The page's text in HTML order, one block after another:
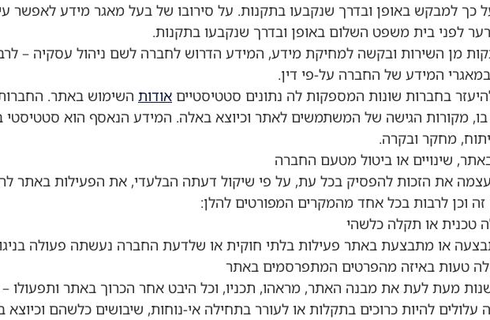
כך למבקש באופן ובדרך שנקבעו בתקנות. על סירובו של בעל מאגר מידע לאפשר
לפני בית משפט השלום באופן ובדרך שנקבעו בתקנות.
מן השירות ובקשה למחיקת מידע, המידע הדרוש לחברה לשם ניהול עסקיה –
המידע של החברה על-פי דין.
אודות השימוש באתר.
מקורות הגישה של המשתמשים לאתר וכיוצא באלה. המידע הנאסף הוא
מחקר ובקרה.
זה וכן לרבות בכל אחד מהמקרים המפורטים להלן:
לשנות מעת לעת את מבנה האתר, מראהו, תכניו, וכל היבט אחר הכרוך באתר ותפעולו
עלולים להיות כרוכים בתקלות או לעורר בתחילה אי-נוחות, שיבושים כלשהם